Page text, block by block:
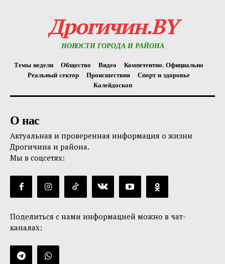
Дрогичин.BY
НОВОСТИ ГОРОДА И РАЙОНА
Темы недели Общество Видео
Компетентно. Официально
Реальный сектор
Происшествия
Спорт и здоровье
Калейдоскоп
О нас
Актуальная и проверенная информация о жизни
Дрогичина и района.
Мы в соцсетях:
Поделиться с нами информацией можно в чат-
каналах: